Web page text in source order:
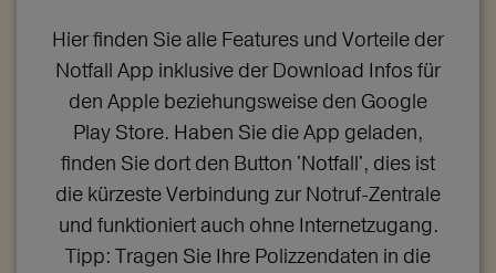
Hier finden Sie alle Features und Vorteile der
Notfall App inklusive der Download Infos für
den Apple beziehungsweise den Google
Play Store. Haben Sie die App geladen,
finden Sie dort den Button 'Notfall', dies ist
die kürzeste Verbindung zur Notruf-Zentrale
und funktioniert auch ohne Internetzugang.
Tipp: Tragen Sie Ihre Polizzendaten in die